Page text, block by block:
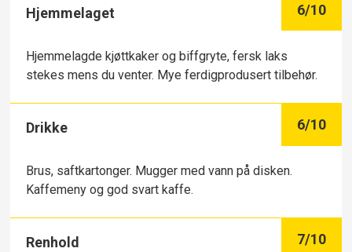
Hjemmelaget 6/10
Hjemmelagde kjøttkaker og biffgryte, fersk laks
stekes mens du venter. Mye ferdigprodusert tilbehør.
Drikke 6/10
Brus, saftkartonger. Mugger med vann på disken.
Kaffemeny og god svart kaffe.
Renhold 7/10